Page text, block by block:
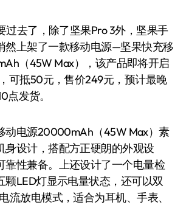
然上架了一款移动电源—坚果快充移
（45W Max），该产品即将开启
可抵50元，售价249元，预计最晚
点发货。
电源20000mAh（45W Max）素
身设计，搭配方正硬朗的外观设
靠性兼备。上还设计了一个电量检
颗LED灯显示电量状态，还可以双
流放电模式，适合为耳机、手表、